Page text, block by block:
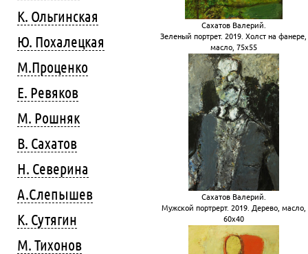
К. Ольгинская
Ю. Похалецкая
М.Проценко
Е. Ревяков
М. Рошняк
В. Сахатов
Н. Северина
А.Слепышев
К. Сутягин
М. Тихонов
Сахатов Валерий.
Зеленый портрет. 2019. Холст на фанере,
масло, 75х55
Сахатов Валерий.
Мужской портрерт. 2019. Дерево, масло,
60х40